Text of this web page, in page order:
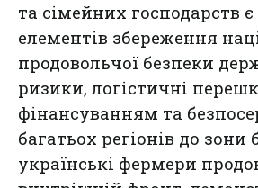
та сімейних господарств
елементів збереження
продовольчої безпеки
ризики, логістичні
фінансуванням та
багатьох регіонів до зони
українські фермери